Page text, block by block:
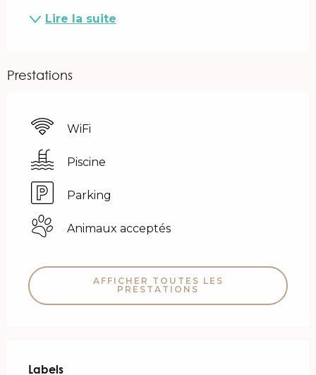
Lire la suite
Prestations
WiFi
Piscine
Parking
Animaux acceptés
AFFICHER TOUTES LES
PRESTATIONS
Labels
Labels